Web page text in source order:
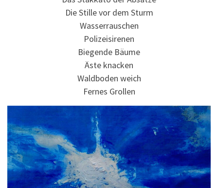
Die Stille vor dem Sturm
Wasserrauschen
Polizeisirenen
Biegende Bäume
Äste knacken
Waldboden weich
Fernes Grollen